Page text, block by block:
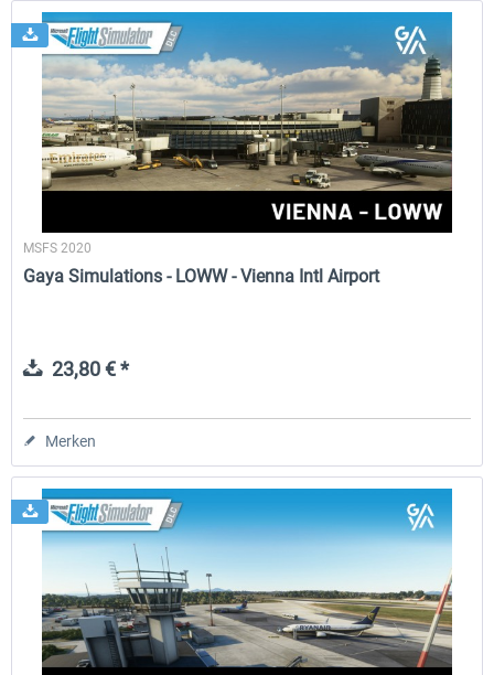
MSFS 2020
Gaya Simulations - LOWW - Vienna Intl Airport
23,80 € *
Merken